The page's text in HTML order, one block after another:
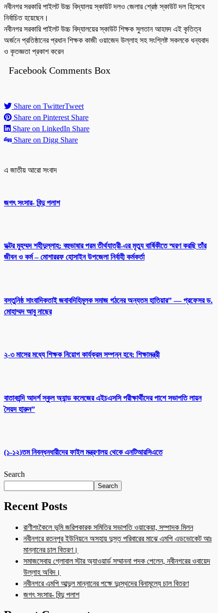
নবীনগর সরকারি পাইলট উচ্চ বিদ্যালয় স্কাউট দলও জেলার শ্রেষ্ঠ স্কাউট দল হিসেবে
নির্বাচিত হয়েছেন।
নবীনগর সরকারি পাইলট উচ্চ বিদ্যালয়ের স্কাউট শিক্ষক সুলতান আহমদ এই কৃতিত্ব
অর্জনে প্রতিষ্ঠানের প্রধান শিক্ষক কাজী ওয়াজেদ উল্লাহ সহ সংশ্লিষ্ট সকলকে ধন্যবাদ
ও কৃতজ্ঞতা প্রকাশ করেন
Facebook Comments Box
Share on TwitterTweet
Share on Pinterest Share
Share on LinkedIn Share
Share on Digg Share
এ জাতীয় আরো সংবাদ
জগৎ সংসার- বিন্দু পলাশ
ডক্টর মুহম্মদ শহীদুল্লাহ: বহুভাষার পরম তীর্থযাত্রী-এর মৃত্যু বার্ষিকীতে স্মরণ করছি তাঁর
জীবন ও কর্ম – মোশাররফ হোসাইন উপজেলা নির্বাহী কর্মকর্তা
বস্তুনিষ্ঠ সাংবাদিকতাই জবাবদিহিমূলক সমাজ গঠনের অন্যতম হাতিয়ার” — প্রফেসর ড.
মোহাম্মদ আবু নাছের
২-৩ মাসের মধ্যে শিক্ষক নিয়োগ কার্যক্রম সম্পন্ন হবে: শিক্ষামন্ত্রী
বাতাকান্দি আদর্শ স্কুল অ্যান্ড কলেজের এইচএসসি পরীক্ষার্থীদের পাশে সভাপতি লায়ন
সৈয়দ হারুন”
(১-১২)তম নিবন্ধনধারীদের ফাইল মন্ত্রণালয় থেকে এনটিআরসিএতে
Search
Search
Recent Posts
রাণীশংকৈলে ভূমি জরিপকারক সমিতির সভাপতি ওয়াকেয়া, সম্পাদক মিলন
নবীনগরে রতনপুর ইউনিয়নে অসহায় দুস্ত পরিবারের মাঝে এমপি এডভোকেট আঃ
মান্নানের চাল বিতরণ।
সমাজসেবায় গ্লোবাল স্টার অ্যাওয়ার্ড সম্মাননা পদক পেলেন, নবীনগরের ওবায়েদ
উল্লাহ অবিদ।
নবীনগরে এমপি আব্দুল মান্নানের পক্ষে দুঃস্থদের বিনামূল্যে চাল বিতরণ
জগৎ সংসার- বিন্দু পলাশ